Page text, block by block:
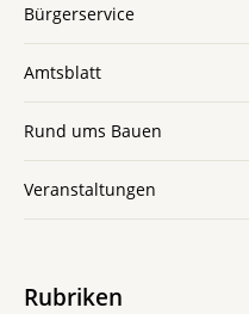
Bürgerservice
Amtsblatt
Rund ums Bauen
Veranstaltungen
Rubriken